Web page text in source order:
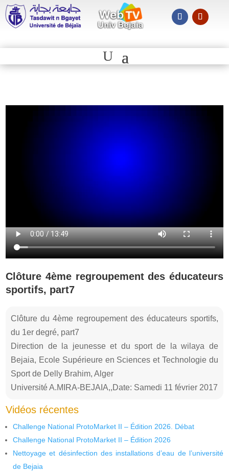
Clôture 4ème regroupement des éducateurs
sportifs, part7
Clôture du 4ème regroupement des éducateurs sportifs,
du 1er degré, part7
Direction de la jeunesse et du sport de la wilaya de
Bejaia, Ecole Supérieure en Sciences et Technologie du
Sport de Delly Brahim, Alger
Université A.MIRA-BEJAIA,,Date: Samedi 11 février 2017
Vidéos récentes
Challenge National ProtoMarket II – Édition 2026. Débat
Challenge National ProtoMarket II – Édition 2026
Nettoyage et désinfection des installations d’eau de l’université
de Bejaia